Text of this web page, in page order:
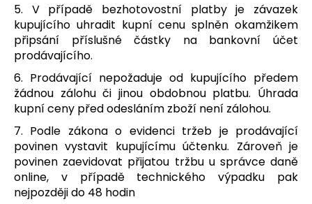
5. V případě bezhotovostní platby je závazek
kupujícího uhradit kupní cenu splněn okamžikem
připsání příslušné částky na bankovní účet
prodávajícího.
6. Prodávající nepožaduje od kupujícího předem
žádnou zálohu či jinou obdobnou platbu. Úhrada
kupní ceny před odesláním zboží není zálohou.
7. Podle zákona o evidenci tržeb je prodávající
povinen vystavit kupujícímu účtenku. Zároveň je
povinen zaevidovat přijatou tržbu u správce daně
online, v případě technického výpadku pak
nejpozději do 48 hodin